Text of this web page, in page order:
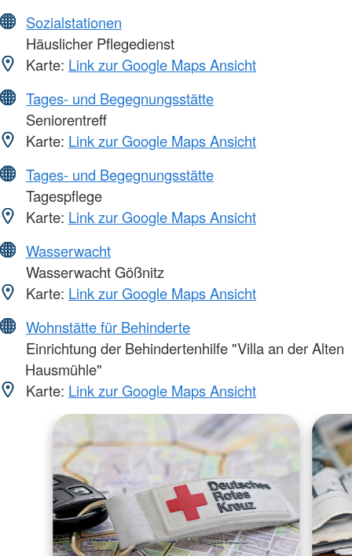
Sozialstationen
Häuslicher Pflegedienst
Karte: Link zur Google Maps Ansicht
Tages- und Begegnungsstätte
Seniorentreff
Karte: Link zur Google Maps Ansicht
Tages- und Begegnungsstätte
Tagespflege
Karte: Link zur Google Maps Ansicht
Wasserwacht
Wasserwacht Gößnitz
Karte: Link zur Google Maps Ansicht
Wohnstätte für Behinderte
Einrichtung der Behindertenhilfe "Villa an der Alten
Hausmühle"
Karte: Link zur Google Maps Ansicht